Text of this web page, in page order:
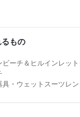
もの
ーチ＆ヒルインレッ
具・ウェットスーツレ